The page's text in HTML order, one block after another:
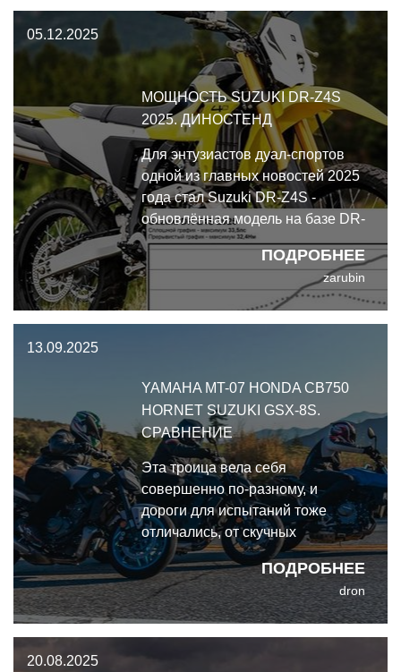
Это машина, спроектированная
работать на высоких скоростях
часами.
05.12.2025
МОЩНОСТЬ SUZUKI DR-Z4S
2025. ДИНОСТЕНД
ПОДРОБНЕЕ
Для энтузиастов дуал-спортов
одной из главных новостей 2025
года стал Suzuki DR-Z4S -
обновлённая модель на базе DR-
Z400S с новыми технологиями,
такими как электронный впрыск
топлива, электронный газ и
технология Suzuki Dual Spark с
двумя свечами зажигания на
zarubin
13.09.2025
YAMAHA MT-07 HONDA CB750
HORNET SUZUKI GSX-8S.
СРАВНЕНИЕ
ПОДРОБНЕЕ
Эта троица вела себя
совершенно по-разному, и
дороги для испытаний тоже
отличались, от скучных
перегонов по прямой на трассе и
городской суеты до приятных
моментов на серпантине.
Сравнение Yamaha MT-07 Honda
CB750 Hornet Suzuki GSX-8S.
dron
20.08.2025